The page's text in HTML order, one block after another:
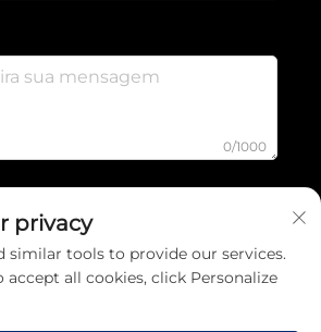
0/1000
Enviar
de Privacidade
privacy
similar tools to provide our services.
all cookies, click Personalize